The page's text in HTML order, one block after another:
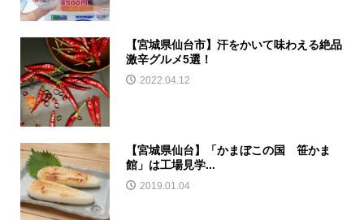
【宮城県仙台市】汗をかいて味わえる絶品
激辛グルメ5選！
2022.04.12
【宮城県仙台】「かまぼこの国 笹かま
館」は工場見学...
2019.01.04